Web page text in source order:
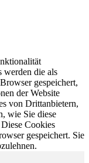
werden die als
gespeichert,
der Website
von Drittanbietern,
wie Sie diese
Cookies
gespeichert. Sie